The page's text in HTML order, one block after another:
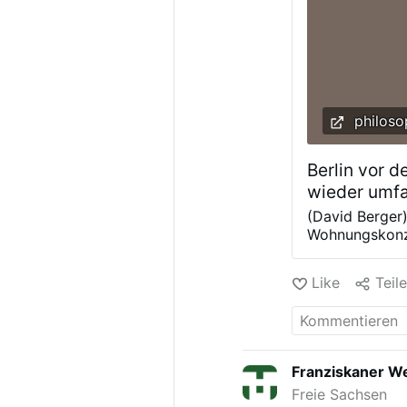
Berlin vor
wieder
(David
Wohnungen
entsteht.
der Wahl eine
Man baut
ein
Lösung
Like
Franziskaner
Freie Sachsen